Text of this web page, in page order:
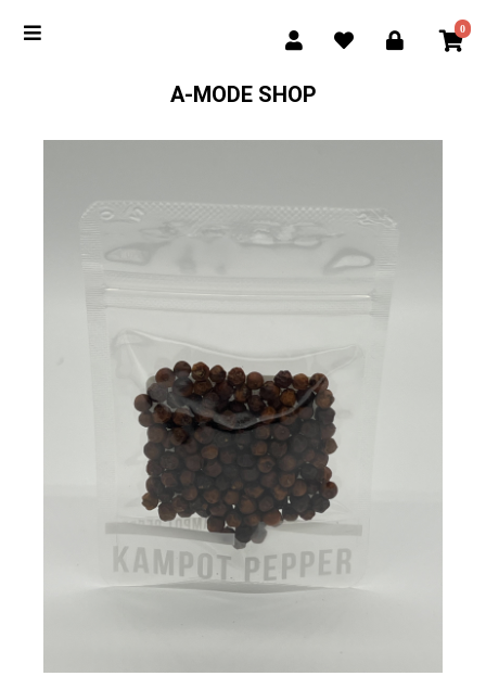
0
A-MODE SHOP